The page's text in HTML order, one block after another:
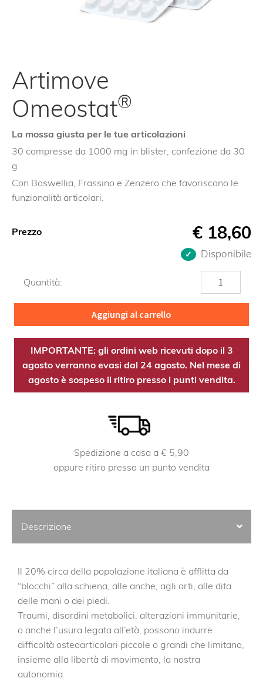
Artimove
Omeostat®
La mossa giusta per le tue articolazioni
30 compresse da 1000 mg in blister, confezione da 30
g
Con Boswellia, Frassino e Zenzero che favoriscono le
funzionalità articolari.
Prezzo € 18,60
Disponibile
Quantità:
Artimove
quantità
Aggiungi al carrello
IMPORTANTE: gli ordini web ricevuti dopo il 3
agosto verranno evasi dal 24 agosto. Nel mese di
agosto è sospeso il ritiro presso i punti vendita.
Spedizione a casa a € 5,90
oppure ritiro presso un punto vendita
Descrizione
Il 20% circa della popolazione italiana è afflitta da
“blocchi” alla schiena, alle anche, agli arti, alle dita
delle mani o dei piedi.
Traumi, disordini metabolici, alterazioni immunitarie,
o anche l’usura legata all’età, possono indurre
difficoltà osteoarticolari piccole o grandi che limitano,
insieme alla libertà di movimento, la nostra
autonomia.